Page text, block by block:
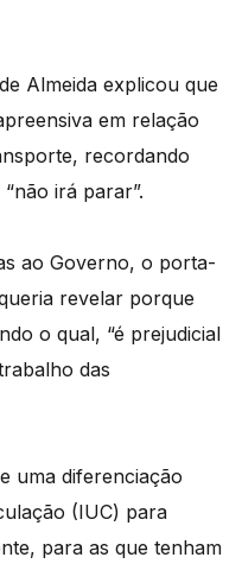
Almeida explicou que
em relação
recordando
irá parar”.
ao Governo, o porta-
revelar porque
o qual, “é prejudicial
das
uma diferenciação
(IUC) para
para as que tenham